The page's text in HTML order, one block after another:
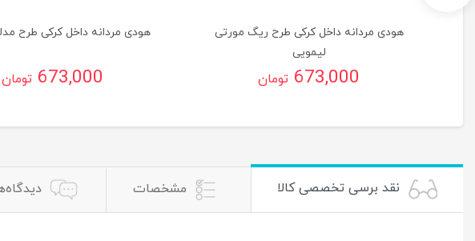
هودی مردانه داخل کرکی طرح ریگ مورتی
لیمویی
673,000 تومان
هودی مردانه داخل کرکی طرح
673,000 تومان
نقد برسی تخصصی کالا مشخصات